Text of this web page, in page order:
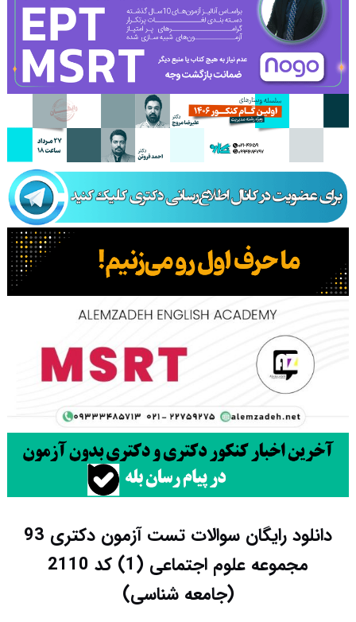
دانلود رایگان سوالات تست آزمون دکتری 93
مجموعه علوم اجتماعی (1) کد 2110
(جامعه شناسی)